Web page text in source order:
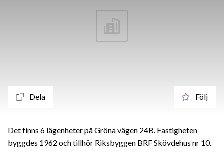
Dela Följ
Det finns 6 lägenheter på Gröna vägen 24B. Fastigheten
byggdes 1962 och tillhör Riksbyggen BRF Skövdehus nr 10.